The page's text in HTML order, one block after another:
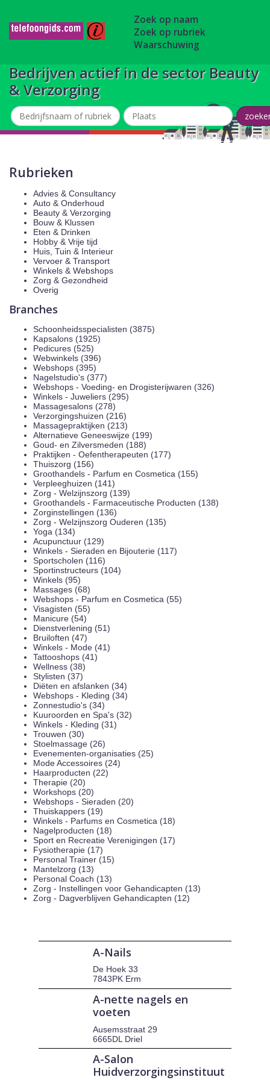
Zoek op naam
Zoek op rubriek
Waarschuwing
Bedrijven actief in de sector Beauty
& Verzorging
Rubrieken
Advies & Consultancy
Auto & Onderhoud
Beauty & Verzorging
Bouw & Klussen
Eten & Drinken
Hobby & Vrije tijd
Huis, Tuin & Interieur
Vervoer & Transport
Winkels & Webshops
Zorg & Gezondheid
Overig
Branches
Schoonheidsspecialisten (3875)
Kapsalons (1925)
Pedicures (525)
Webwinkels (396)
Webshops (395)
Nagelstudio's (377)
Webshops - Voeding- en Drogisterijwaren (326)
Winkels - Juweliers (295)
Massagesalons (278)
Verzorgingshuizen (216)
Massagepraktijken (213)
Alternatieve Geneeswijze (199)
Goud- en Zilversmeden (188)
Praktijken - Oefentherapeuten (177)
Thuiszorg (156)
Groothandels - Parfum en Cosmetica (155)
Verpleeghuizen (141)
Zorg - Welzijnszorg (139)
Groothandels - Farmaceutische Producten (138)
Zorginstellingen (136)
Zorg - Welzijnszorg Ouderen (135)
Yoga (134)
Acupunctuur (129)
Winkels - Sieraden en Bijouterie (117)
Sportscholen (116)
Sportinstructeurs (104)
Winkels (95)
Massages (68)
Webshops - Parfum en Cosmetica (55)
Visagisten (55)
Manicure (54)
Dienstverlening (51)
Bruiloften (47)
Winkels - Mode (41)
Tattooshops (41)
Wellness (38)
Stylisten (37)
Diëten en afslanken (34)
Webshops - Kleding (34)
Zonnestudio's (34)
Kuuroorden en Spa's (32)
Winkels - Kleding (31)
Trouwen (30)
Stoelmassage (26)
Evenementen-organisaties (25)
Mode Accessoires (24)
Haarproducten (22)
Therapie (20)
Workshops (20)
Webshops - Sieraden (20)
Thuiskappers (19)
Winkels - Parfums en Cosmetica (18)
Nagelproducten (18)
Sport en Recreatie Verenigingen (17)
Fysiotherapie (17)
Personal Trainer (15)
Mantelzorg (13)
Personal Coach (13)
Zorg - Instellingen voor Gehandicapten (13)
Zorg - Dagverblijven Gehandicapten (12)
A-Nails
De Hoek 33
7843PK Erm
A-nette nagels en
voeten
Ausemsstraat 29
6665DL Driel
A-Salon
Huidverzorgingsinstituut